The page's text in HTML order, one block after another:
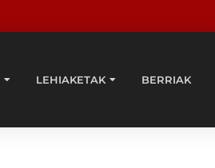
LEHIAKETAK BERRIAK